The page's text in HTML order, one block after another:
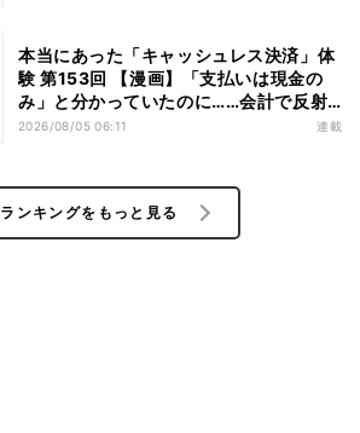
本当にあった「キャッシュレス決済」体
験 第153回 【漫画】「支払いは現金の
み」と分かっていたのに……会計で反射
的に出してしまったものは
2026/08/05 06:11 連載
ランキングをもっと見る